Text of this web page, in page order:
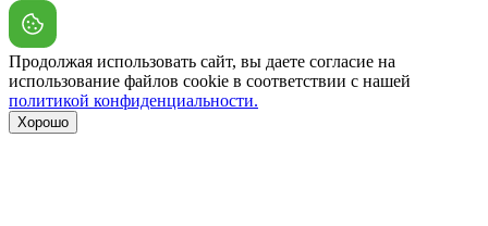
Продолжая использовать сайт, вы даете согласие на
использование файлов cookie в соответствии с нашей
политикой конфиденциальности.
Хорошо